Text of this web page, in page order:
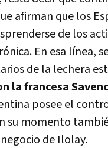
afirman que los
de los
En esa línea,
de la lechera
la francesa
posee el
su momento
de Ilolay.